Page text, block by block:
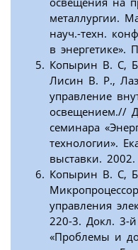
металлургии.
науч.-техн.
в энергетике».
Копырин В. С,
Лисин В. Р.,
управление
освещением.//
семинара
технологии».
выставки. 2002.
Копырин В. С,
управления
220-3. Докл. 3-
«Проблемы и